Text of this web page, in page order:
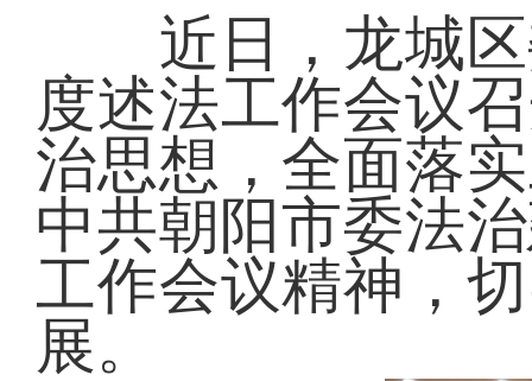
近日，龙城区
度述法工作会议
治思想，全面落
中共朝阳市委法
工作会议精神，
展。